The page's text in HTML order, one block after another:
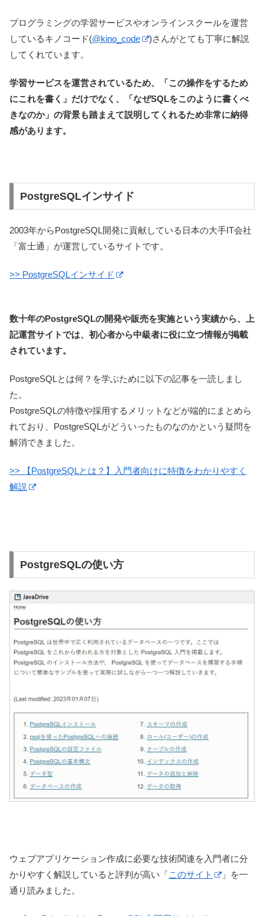
プログラミングの学習サービスやオンラインスクールを運営
しているキノコード(@kino_code
)さんがとても丁寧に解説
してくれています。
学習サービスを運営されているため、「この操作をするため
にこれを書く」だけでなく、「なぜSQLをこのように書くべ
きなのか」の背景も踏まえて説明してくれるため非常に納得
感があります。
PostgreSQLインサイド
2003年からPostgreSQL開発に貢献している日本の大手IT会社
「富士通」が運営しているサイトです。
>> PostgreSQLインサイド
数十年のPostgreSQLの開発や販売を実施という実績から、上
記運営サイトでは、初心者から中級者に役に立つ情報が掲載
されています。
PostgreSQLとは何？を学ぶために以下の記事を一読しまし
た。
PostgreSQLの特徴や採用するメリットなどが端的にまとめら
れており、PostgreSQLがどういったものなのかという疑問を
解消できました。
>> 【PostgreSQLとは？】入門者向けに特徴をわかりやすく
解説
PostgreSQLの使い方
ウェブアプリケーション作成に必要な技術関連を入門者に分
かりやすく解説していると評判が高い「このサイト
」を一
通り読みました。